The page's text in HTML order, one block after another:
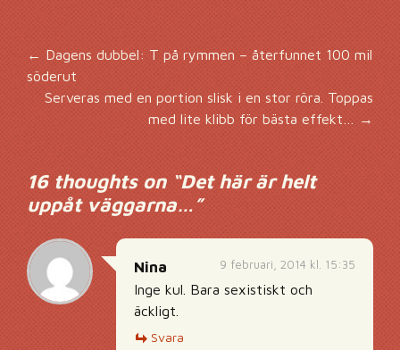
Inläggsnavigering
←Dagens dubbel: T på rymmen – återfunnet 100 mil
söderut
Serveras med en portion slisk i en stor röra. Toppas
med lite klibb för bästa effekt…→
16 thoughts on “Det här är helt
uppåt väggarna…”
9 februari, 2014 kl. 15:35
Nina
Inge kul. Bara sexistiskt och
äckligt.
Svara